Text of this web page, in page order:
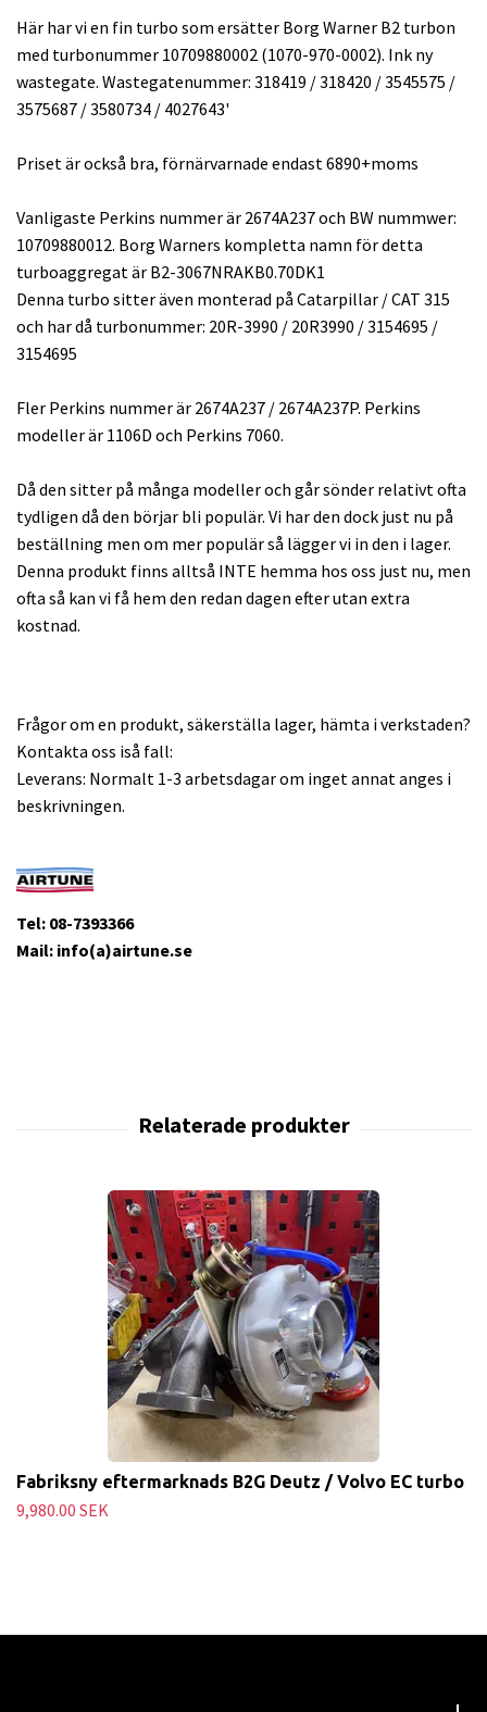
Här har vi en fin turbo som ersätter Borg Warner B2 turbon
med turbonummer 10709880002 (1070-970-0002). Ink ny
wastegate. Wastegatenummer: 318419 / 318420 / 3545575 /
3575687 / 3580734 / 4027643'
Priset är också bra, förnärvarnade endast 6890+moms
Vanligaste Perkins nummer är 2674A237 och BW nummwer:
10709880012. Borg Warners kompletta namn för detta
turboaggregat är B2-3067NRAKB0.70DK1
Denna turbo sitter även monterad på Catarpillar / CAT 315
och har då turbonummer: 20R-3990 / 20R3990 / 3154695 /
3154695
Fler Perkins nummer är 2674A237 / 2674A237P. Perkins
modeller är 1106D och Perkins 7060.
Då den sitter på många modeller och går sönder relativt ofta
tydligen då den börjar bli populär. Vi har den dock just nu på
beställning men om mer populär så lägger vi in den i lager.
Denna produkt finns alltså INTE hemma hos oss just nu, men
ofta så kan vi få hem den redan dagen efter utan extra
kostnad.
Frågor om en produkt, säkerställa lager, hämta i verkstaden?
Kontakta oss iså fall:
Leverans: Normalt 1-3 arbetsdagar om inget annat anges i
beskrivningen.
Tel: 08-7393366
Mail: info(a)airtune.se
Fabriksny eftermarknads B2G Deutz / Volvo EC turbo
9,980.00 SEK